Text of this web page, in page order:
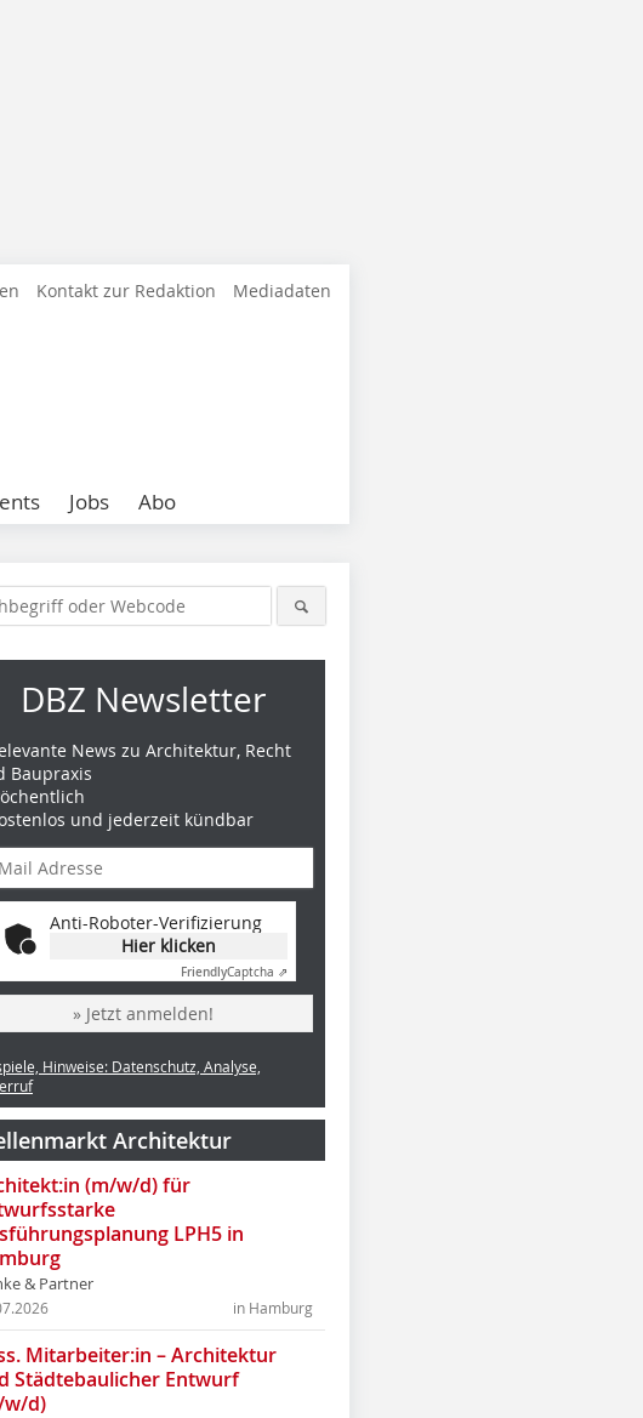
Kontakt zur Redaktion Mediadaten
Jobs Abo
DBZ Newsletter
News zu Architektur, Recht
Baupraxis
und jederzeit kündbar
Anti-Roboter-Verifizierung
Hier klicken
FriendlyCaptcha ⇗
» Jetzt anmelden!
Hinweise: Datenschutz, Analyse,
Architektur
(m/w/d) für
LPH5 in
& Partner
in Hamburg
Mitarbeiter:in – Architektur
Städtebaulicher Entwurf
d)